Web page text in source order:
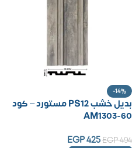
-14%
بديل خشب PS12 مستورد – كود
AM1303-60
EGP494
EGP425